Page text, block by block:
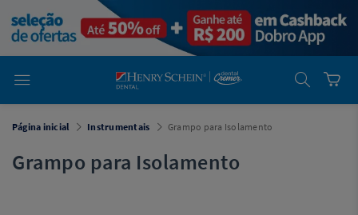
Dental
Cremer -
Henry Schein
Laboratório
Laboratório
emDental
Henry Schein
Equipamentos
Página inicial Instrumentais Grampo para Isolamento
Grampo para Isolamento